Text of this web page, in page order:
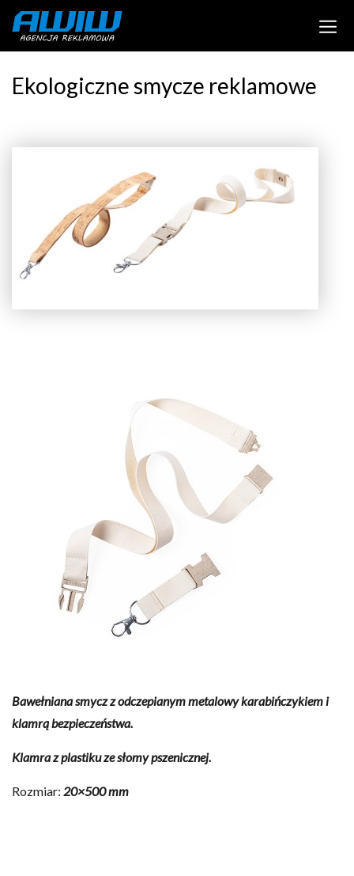
Ekologiczne smycze reklamowe
Bawełniana smycz z odczepianym metalowy karabińczykiem i
klamrą bezpieczeństwa.
Klamra z plastiku ze słomy pszenicznej.
Rozmiar: 20×500 mm